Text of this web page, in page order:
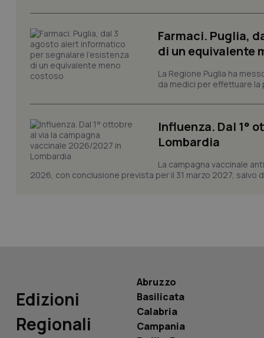
Farmaci. Puglia,
di un equivalente
La Regione Puglia ha
da medici per effettuare la
Influenza. Dal 1°
Lombardia
La campagna vaccinale
2026, con conclusione prevista per il 31 marzo 2027, salvo
Edizioni
Regionali
Abruzzo
Basilicata
Calabria
Campania
tracking-sites-
tracking-sites-
session-id
_ga